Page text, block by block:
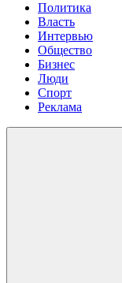
Политика
Власть
Интервью
Общество
Бизнес
Люди
Спорт
Реклама